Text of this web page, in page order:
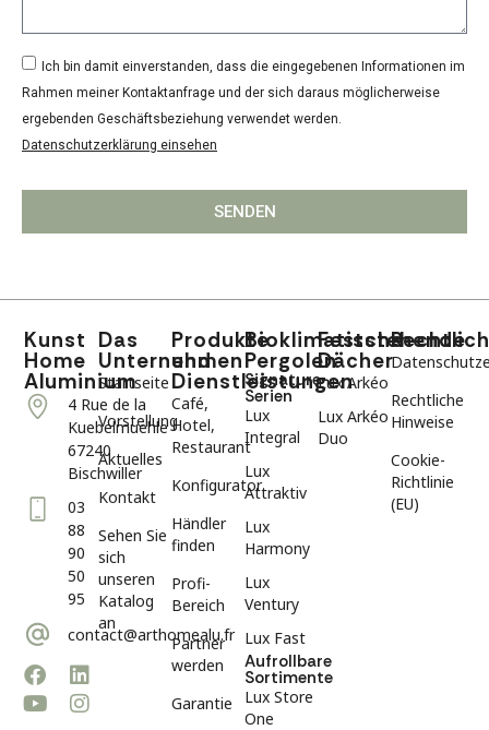
Ich bin damit einverstanden, dass die eingegebenen Informationen im
Rahmen meiner Kontaktanfrage und der sich daraus möglicherweise
ergebenden Geschäftsbeziehung verwendet werden.
Datenschutzerklärung einsehen
SENDEN
Kunst
Home
Aluminium
4 Rue de la
Kuebelmuehle
67240
Bischwiller
03
88
90
50
95
contact@arthomealu.fr
Das
Unternehmen
Startseite
Vorstellung
Aktuelles
Kontakt
Sehen Sie
sich
unseren
Katalog
an
Produkte
und
Dienstleistungen
Café,
Hotel,
Restaurant
Konfigurator
Händler
finden
Profi-
Bereich
Partner
werden
Garantie
Bioklimatische
Pergolen
Signature-
Serien
Lux
Integral
Lux
Attraktiv
Lux
Harmony
Lux
Ventury
Lux Fast
Aufrollbare
Sortimente
Lux Store
One
Feststehende
Dächer
Lux Arkéo
Lux Arkéo
Duo
Rechtliche
Hinweise
Cookie-
Richtlinie
(EU)